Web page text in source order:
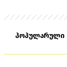
პოპულარული